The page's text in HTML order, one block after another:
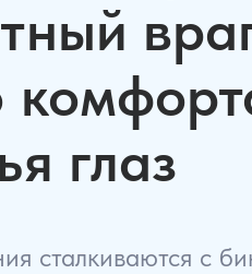
глаз
сталкиваются с